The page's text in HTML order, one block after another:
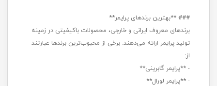
### **بهترین برندهای پرایمر**
برندهای معروف ایرانی و خارجی، محصولات باکیفیتی در زمینه
تولید پرایمر ارائه می‌دهند. برخی از محبوب‌ترین برندها عبارتند
از:
- **پرایمر گابرینی**
- **پرایمر لورال**